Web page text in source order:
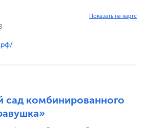
Показать на карте
сад комбинированного